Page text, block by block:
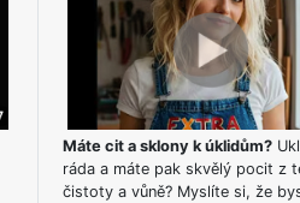
Máte cit a sklony k úklidům?
ráda a máte pak skvělý pocit z
čistoty a vůně? Myslíte si, že